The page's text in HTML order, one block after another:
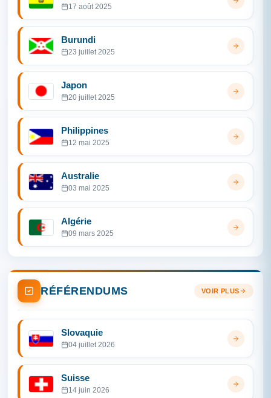
17 août 2025
Burundi
23 juillet 2025
Japon
20 juillet 2025
Philippines
12 mai 2025
Australie
03 mai 2025
Algérie
09 mars 2025
RÉFÉRENDUMS VOIR PLUS
Slovaquie
04 juillet 2026
Suisse
14 juin 2026